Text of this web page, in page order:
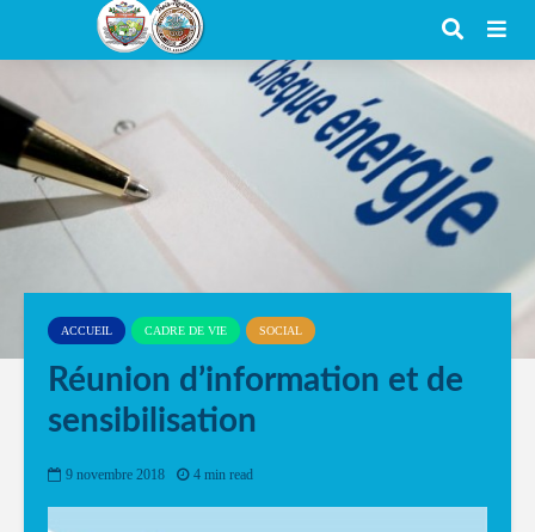
ACCUEIL CADRE DE VIE SOCIAL
Réunion d’information et de
sensibilisation
9 novembre 2018 4 min read